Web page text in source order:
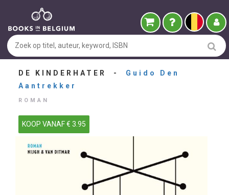
DE KINDERHATER - Guido Den
Aantrekker
ROMAN
KOOP VANAF € 3.95